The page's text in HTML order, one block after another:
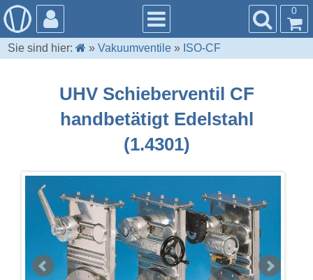
0
Sie sind hier: »Vakuumventile » ISO-CF
UHV Schieberventil CF
handbetätigt Edelstahl
(1.4301)